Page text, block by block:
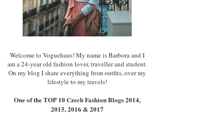
Welcome to Voguehaus! My name is Barbora and I
am a 24-year old fashion lover, traveller and student.
On my blog I share everything from outfits, over my
lifestyle to my travels!
One of the TOP 10 Czech Fashion Blogs 2014,
2015, 2016 & 2017